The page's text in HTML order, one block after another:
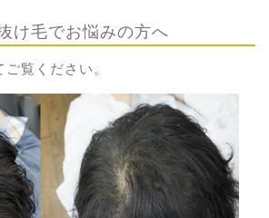
け毛でお悩みの方へ
覧ください。